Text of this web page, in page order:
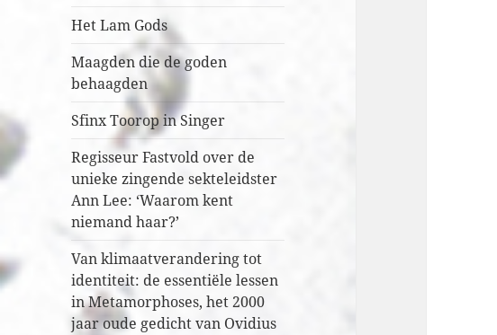
Het Lam Gods
Maagden die de goden
behaagden
Sfinx Toorop in Singer
Regisseur Fastvold over de
unieke zingende sekteleidster
Ann Lee: ‘Waarom kent
niemand haar?’
Van klimaatverandering tot
identiteit: de essentiële lessen
in Metamorphoses, het 2000
jaar oude gedicht van Ovidius